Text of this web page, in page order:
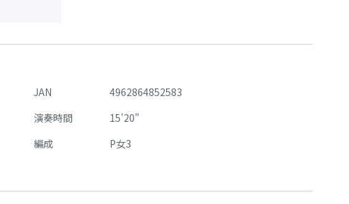
JAN
4962864852583
演奏時間
15'20"
編成
P女3